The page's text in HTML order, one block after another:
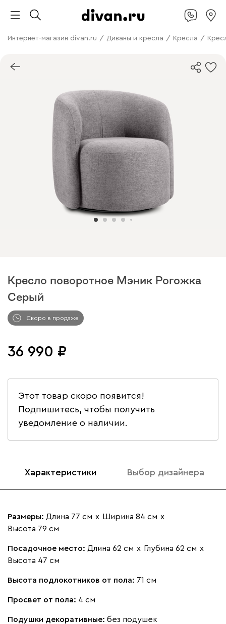
Интернет-магазин divan.ru / Диваны и кресла / Кресла /
Кресло поворотное Мэник Рогожка
Серый
Арт. 219033
Скоро в продаже
36 990
Этот товар скоро появится!
Подпишитесь, чтобы получить
уведомление о наличии.
Характеристики Выбор дизайнера
Размеры: Длина 77 см х Ширина 84 см х
Высота 79 см
Посадочное место: Длина 62 см х Глубина 62 см х
Высота 47 см
Высота подлокотников от пола: 71 см
Просвет от пола: 4 см
Подушки декоративные: без подушек